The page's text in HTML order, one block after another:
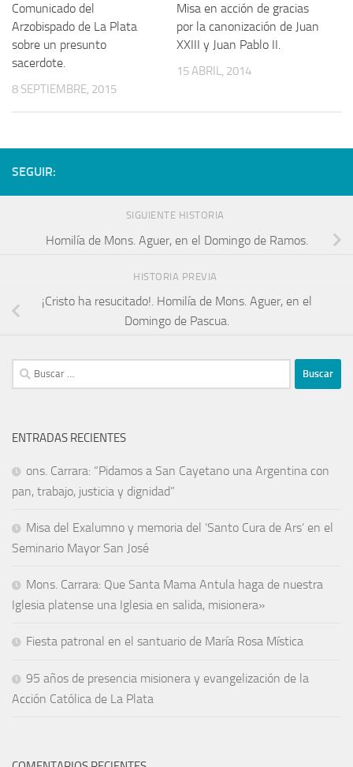
Comunicado del
Arzobispado de La Plata
sobre un presunto
sacerdote.
8 SEPTIEMBRE, 2015
Misa en acción de gracias
por la canonización de Juan
XXIII y Juan Pablo II.
15 ABRIL, 2014
SEGUIR:
SIGUIENTE HISTORIA
Homilía de Mons. Aguer, en el Domingo de Ramos.
HISTORIA PREVIA
¡Cristo ha resucitado!. Homilía de Mons. Aguer, en el
Domingo de Pascua.
ENTRADAS RECIENTES
ons. Carrara: “Pidamos a San Cayetano una Argentina con
pan, trabajo, justicia y dignidad”
Misa del Exalumno y memoria del ‘Santo Cura de Ars’ en el
Seminario Mayor San José
Mons. Carrara: Que Santa Mama Antula haga de nuestra
Iglesia platense una Iglesia en salida, misionera»
Fiesta patronal en el santuario de María Rosa Mística
95 años de presencia misionera y evangelización de la
Acción Católica de La Plata